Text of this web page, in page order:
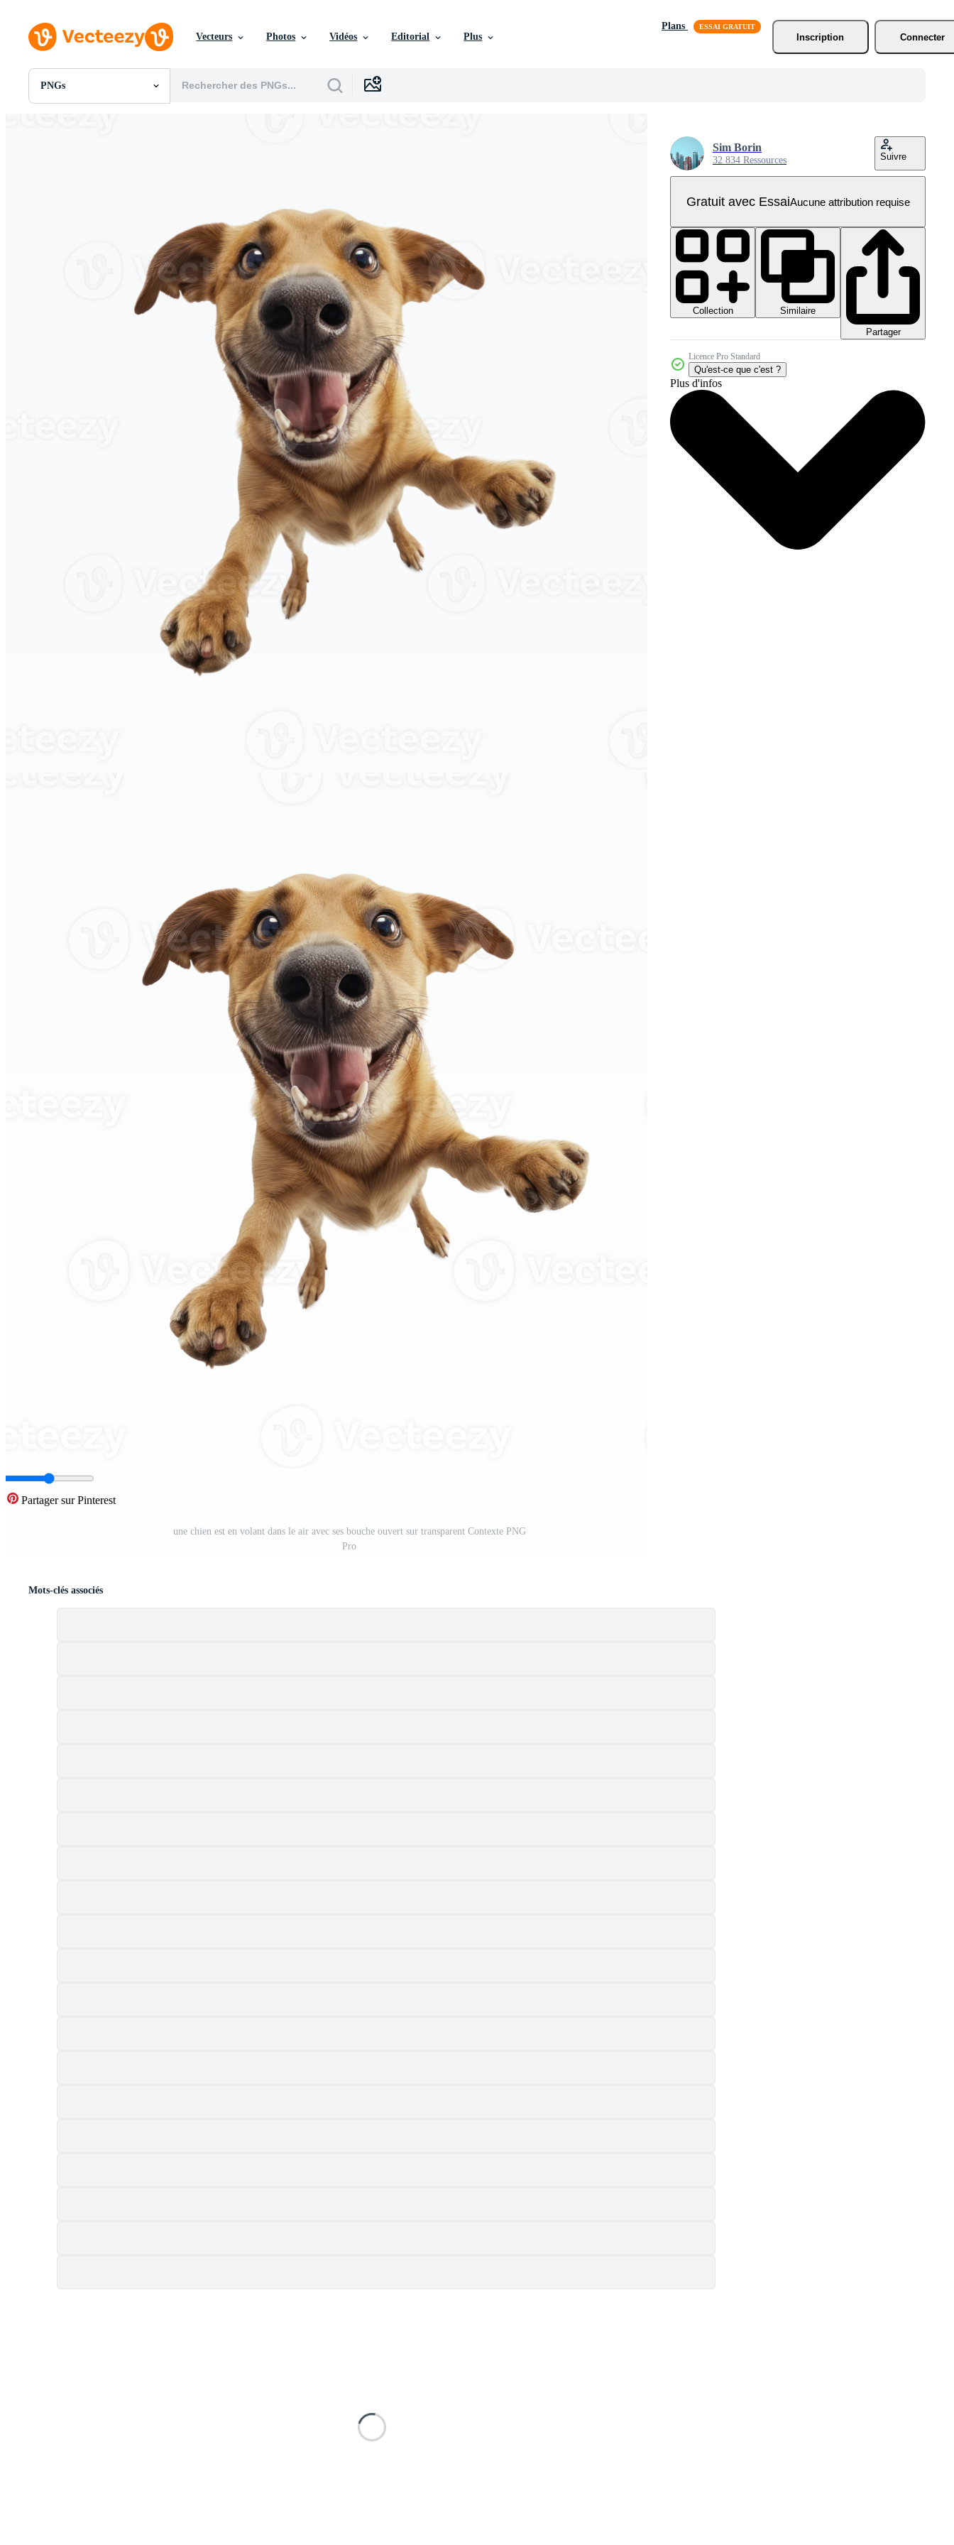
Vecteurs Photos Vidéos Editorial Plus
Plans
Inscription
Connecter
PNGs
Toutes Images
Événements Éditoriaux
Partager sur Pinterest
une chien est en volant dans le air avec ses bouche ouvert sur transparent Contexte PNG
Pro
Sim Borin
32 834 Ressources Suivre
Gratuit avec EssaiAucune attribution requise
Collection
Similaire
Partager
Licence Pro Standard
Qu'est-ce que c'est ?
Plus d'infos
Mots-clés associés